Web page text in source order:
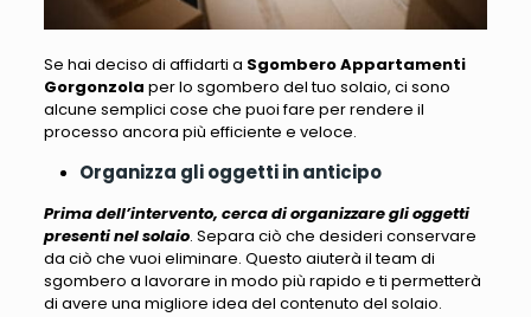
Se hai deciso di affidarti a Sgombero Appartamenti
Gorgonzola per lo sgombero del tuo solaio, ci sono
alcune semplici cose che puoi fare per rendere il
processo ancora più efficiente e veloce.
Organizza gli oggetti in anticipo
Prima dell’intervento, cerca di organizzare gli oggetti
presenti nel solaio. Separa ciò che desideri conservare
da ciò che vuoi eliminare. Questo aiuterà il team di
sgombero a lavorare in modo più rapido eti permetterà
di avere una migliore idea del contenuto del solaio.